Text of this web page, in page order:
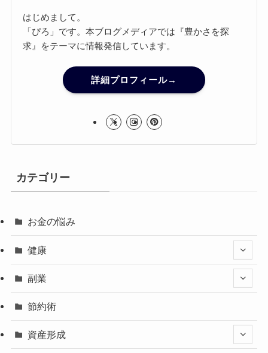
はじめまして。
「ぴろ」です。本ブログメディアでは『豊かさを探
求』をテーマに情報発信しています。
詳細プロフィール→
カテゴリー
お金の悩み
健康
副業
節約術
資産形成